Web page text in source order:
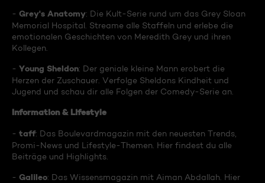
- Grey's Anatomy: Die Kult-Serie rund um das Grey Sloan
Memorial Hospital. Streame alle Staffeln und erlebe die
emotionalen Geschichten von Meredith Grey und ihren
Kollegen.
- Young Sheldon: Der geniale kleine Mann erobert die
Herzen der Zuschauer. Verfolge Sheldons Kindheit und
Jugend und schau dir alle Folgen der Comedy-Serie an.
Information & Lifestyle
- taff: Das Boulevardmagazin mit den neuesten Trends,
Promi-News und Lifestyle-Themen. Hier findest du alle
Beiträge und Highlights.
- Galileo: Das Wissensmagazin mit Aiman Abdallah. Hier